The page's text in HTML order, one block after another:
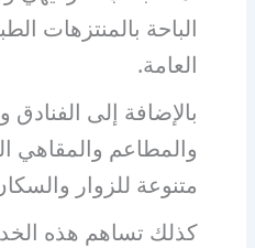
الباحة بالمنتزهات
العامة.
بالإضافة إلى
والمطاعم والمقاهي
متنوعة للزوار
كذلك تساهم هذه